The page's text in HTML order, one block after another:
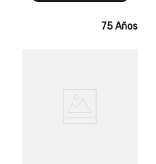
75 Años